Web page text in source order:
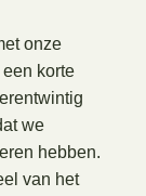
onze
korte
we
hebben.
van het